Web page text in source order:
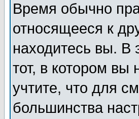
Время обычно
относящееся к
находитесь вы. В
тот, в котором вы
учтите, что для
большинства